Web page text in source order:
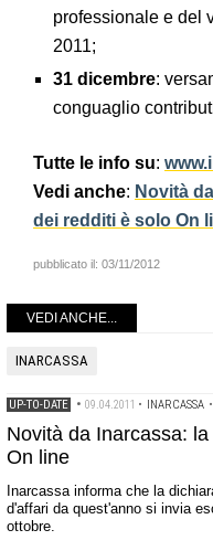
professionale e del
2011;
31 dicembre:
conguaglio
Tutte le info su:
Vedi anche: Novità
dei redditi è solo On
pubblicato il: 03/11/2012
VEDI ANCHE...
INARCASSA
UP-TO-DATE • 09.04.2011 • INARCASSA •
Novità da Inarcassa:
On line
Inarcassa informa che la
d'affari da quest'anno si invia
ottobre.